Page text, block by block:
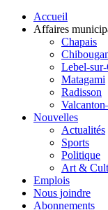
Accueil
Affaires
Chapais
Lebel-
Matagami
Radisson
Nouvelles
Actualités
Sports
Politique
Art &
Emplois
Nous joindre
Abonnements